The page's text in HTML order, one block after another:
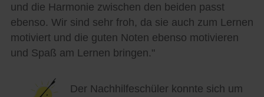
und die Harmonie zwischen den beiden passt
ebenso. Wir sind sehr froh, da sie auch zum Lernen
motiviert und die guten Noten ebenso motivieren
und Spaß am Lernen bringen."
Der Nachhilfeschüler konnte sich um